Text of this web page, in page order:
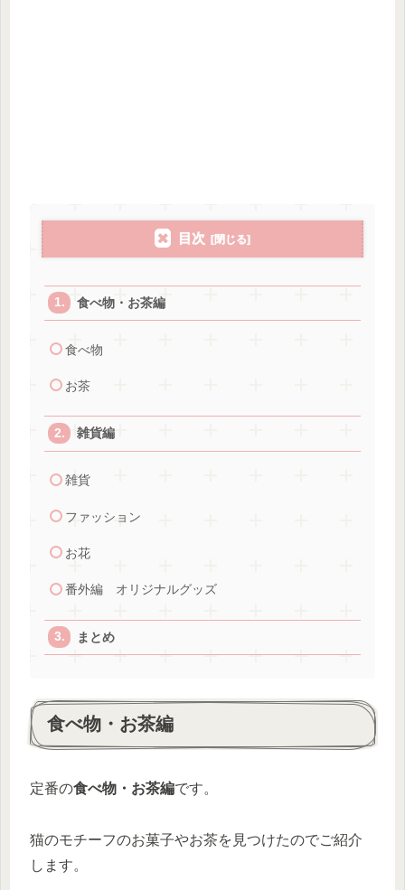
目次
食べ物・お茶編
食べ物
お茶
雑貨編
雑貨
ファッション
お花
番外編 オリジナルグッズ
まとめ
食べ物・お茶編
定番の食べ物・お茶編です。
猫のモチーフのお菓子やお茶を見つけたのでご紹介
します。